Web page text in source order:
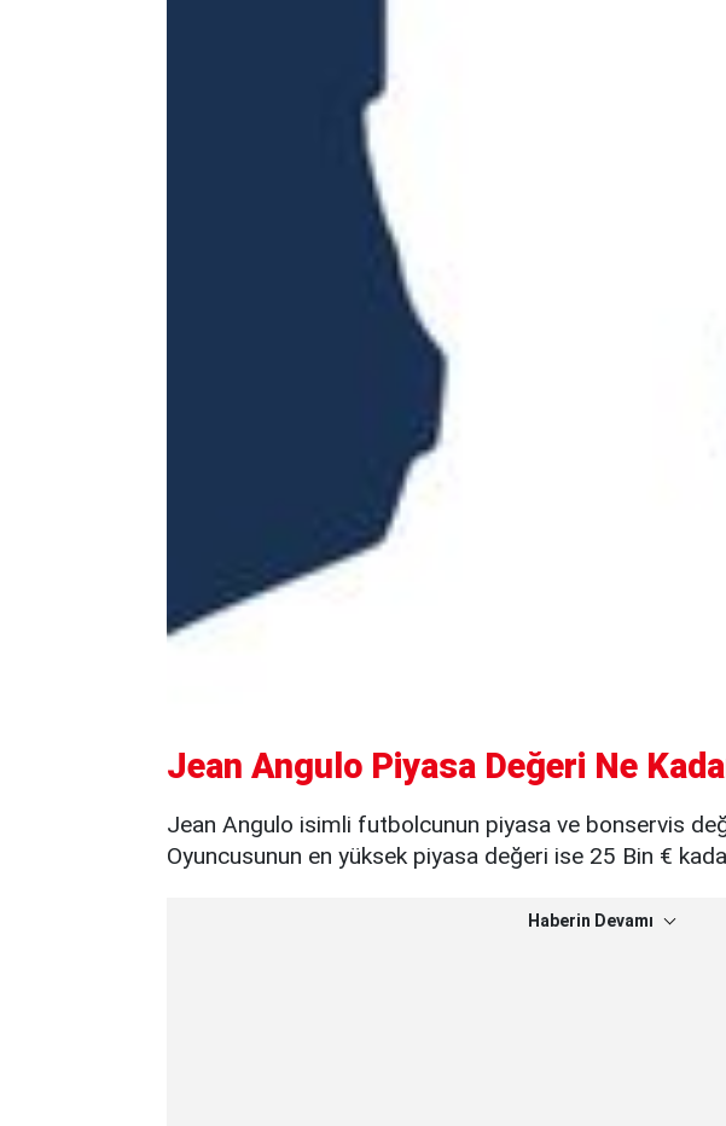
Jean Angulo Piyasa Değeri Ne
Jean Angulo isimli futbolcunun piyasa ve bonservis
Oyuncusunun en yüksek piyasa değeri ise 25 Bin €
Haberin Devamı